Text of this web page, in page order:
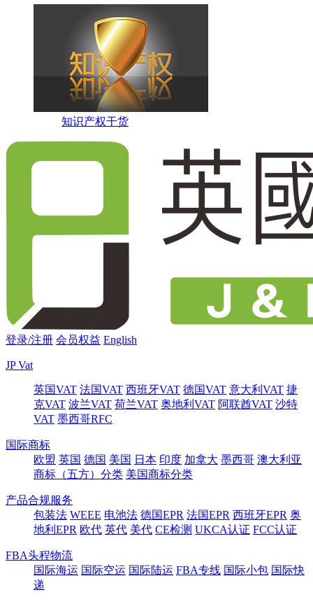
知识产权干货
登录/注册 会员权益 English
JP Vat
英国VAT 法国VAT 西班牙VAT 德国VAT 意大利VAT 捷
克VAT 波兰VAT 荷兰VAT 奥地利VAT 阿联酋VAT 沙特
VAT 墨西哥RFC
国际商标
欧盟 英国 德国 美国 日本 印度 加拿大 墨西哥 澳大利亚
商标（五方）分类 美国商标分类
产品合规服务
包装法 WEEE 电池法 德国EPR 法国EPR 西班牙EPR 奥
地利EPR 欧代 英代 美代 CE检测 UKCA认证 FCC认证
FBA头程物流
国际海运 国际空运 国际陆运 FBA专线 国际小包 国际快
递